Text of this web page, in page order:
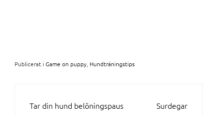
Publicerat i Game on puppy Hundträningstips
INLÄGGSNAVIGERING
Tar din hund belöningspaus Surdegar